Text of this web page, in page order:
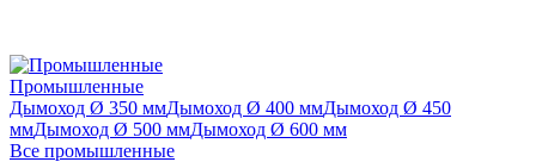
Промышленные
Дымоход Ø 350 ммДымоход Ø 400 ммДымоход Ø 450
ммДымоход Ø 500 ммДымоход Ø 600 мм
Все промышленные